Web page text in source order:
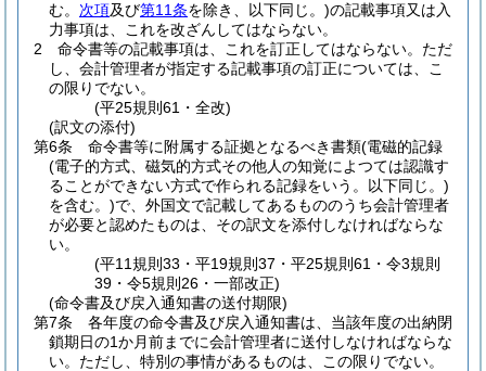
む。 次項及び第11条を除き、以下同じ。)の記載事項又は入
力事項は、これを改ざんしてはならない。
2
命令書等の記載事項は、これを訂正してはならない。 ただ
し、会計管理者が指定する記載事項の訂正については、こ
の限りでない。
(平25規則61・全改)
(訳文の添付)
第6条
命令書等に附属する証拠となるべき書類(電磁的記録
(電子的方式、磁気的方式その他人の知覚によつては認識す
ることができない方式で作られる記録をいう。以下同じ。)
を含む。)で、外国文で記載してあるもののうち会計管理者
が必要と認めたものは、その訳文を添付しなければならな
い。
(平11規則33・平19規則37・平25規則61・令3規則
39・令5規則26・一部改正)
(命令書及び戻入通知書の送付期限)
第7条
各年度の命令書及び戻入通知書は、当該年度の出納閉
鎖期日の1か月前までに会計管理者に送付しなければならな
い。 ただし、特別の事情があるものは、この限りでない。